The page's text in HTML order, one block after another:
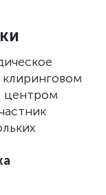
центром